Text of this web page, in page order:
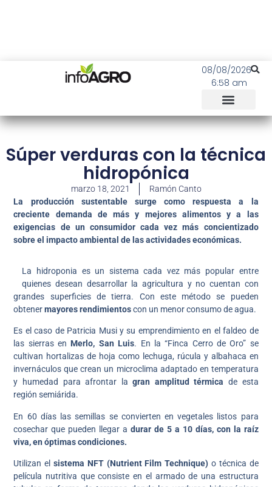
08/08/2026
6:58 am
Súper verduras con la técnica
hidropónica
marzo 18, 2021
Ramón Canto
La producción sustentable surge como respuesta a la
creciente demanda de más y mejores alimentos y a las
exigencias de un consumidor cada vez más concientizado
sobre el impacto ambiental de las actividades económicas.
La hidroponia es un sistema cada vez más popular entre
quienes desean desarrollar la agricultura y no cuentan con
grandes superficies de tierra. Con este método se pueden
obtenermayores rendimientoscon un menor consumo de agua.
Es el caso de Patricia Musi y su emprendimiento en el faldeo de
las sierras en Merlo, San Luis. En la “Finca Cerro de Oro” se
cultivan hortalizas de hoja como lechuga, rúcula y albahaca en
invernáculos que crean un microclima adaptado en temperatura
y humedad para afrontar lagran amplitud térmica de esta
región semiárida.
En 60 días las semillas se convierten en vegetales listos para
cosechar que pueden llegar adurar de 5 a 10 días, con la raíz
viva, en óptimas condiciones.
Utilizan el sistema NFT (Nutrient Film Technique) o técnica de
película nutritiva que consiste en el armado de una estructura